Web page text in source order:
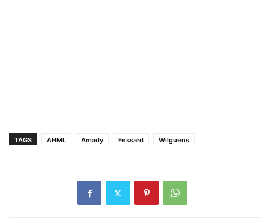
TAGS AHML Amady Fessard Wilguens